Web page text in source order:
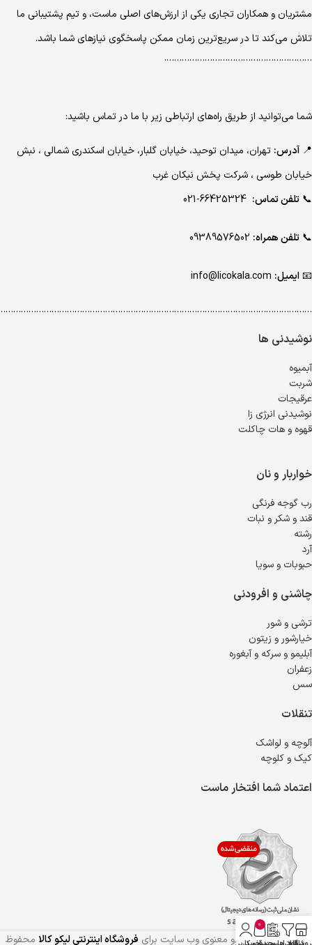
مشتریان و همکاران تجاری یکی از ارزش‌های اصلی ماست، و تیم پشتیبانی ما
تلاش می‌کند تا در سریع‌ترین زمان ممکن پاسخگوی نیازهای شما باشد.
………………………………………………….
شما می‌توانید از طریق راه‌های ارتباطی زیر با ما در تماس باشید:
📍 آدرس: تهران، میدان توحید، خیابان گلبار، خیابان اسکندری شمالی ، نبش
خیابان طوسی ، شرکت پخش نیکان غرب
📞 تلفن تماس:
📞 تلفن همراه:
📧ایمیل:
نوشیدنی ها
آبمیوه
شربت
عرقیجات
نوشیدنی انرژی زا
قهوه و هات چاکلت
خواربار و نان
رب گوجه فرنگی
قند و شکر و نبات
رشته
آرد
حبوبات و سویا
چاشنی و افرودنی
ترشی و شور
خیارشور و زیتون
آبلیمو و سرکه و آبغوره
زعفران
سس
تنقلات
آلوچه و لواشک
کیک و کلوچه
اعتماد شما افتخار ماست
تمام حقوق مادی و معنوی وب سایت برای فروشگاه اینترنتی لیکو کالا محفوظ
0